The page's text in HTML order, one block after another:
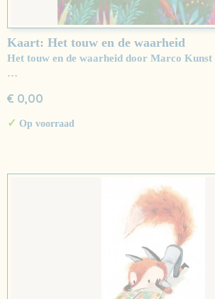
Kaart: Het touw en de waarheid
Het touw en de waarheid door Marco Kunst
…
€ 0,00
✓ Op voorraad